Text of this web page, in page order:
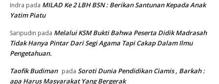
Indra pada MILAD Ke 2 LBH BSN : Berikan Santunan Kepada Anak
Yatim Piatu
Saripudin pada Melalui KSM Bukti Bahwa Peserta Didik Madrasah
Tidak Hanya Pintar Dari Segi Agama Tapi Cakap Dalam Ilmu
Pengetahuan.
Taofik Budiman pada Soroti Dunia Pendidikan Ciamis , Barkah :
apa Harus Masyarakat Yang Bergerak